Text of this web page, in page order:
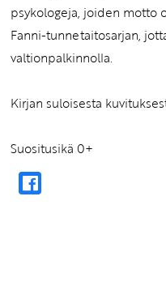
psykologeja, joiden motto
Fanni-tunnetaitosarjan,
valtionpalkinnolla.
Kirjan suloisesta
Suositusikä 0+